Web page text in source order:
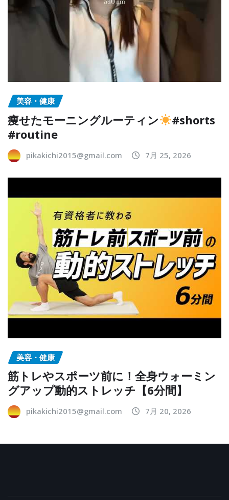
美容・健康
痩せたモーニングルーティン
#shorts
#routine
pikakichi2015@gmail.com 7月 25, 2026
美容・健康
筋トレやスポーツ前に！全身ウォーミン
グアップ動的ストレッチ【6分間】
pikakichi2015@gmail.com 7月 20, 2026